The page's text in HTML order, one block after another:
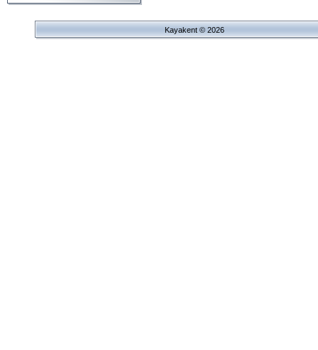
Kayakent © 2026